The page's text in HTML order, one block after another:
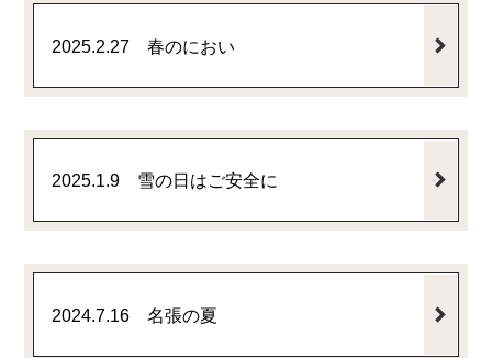
2025.2.27 春のにおい
2025.1.9 雪の日はご安全に
2024.7.16 名張の夏